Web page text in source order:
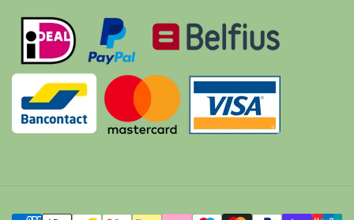
Betalingsmethoden